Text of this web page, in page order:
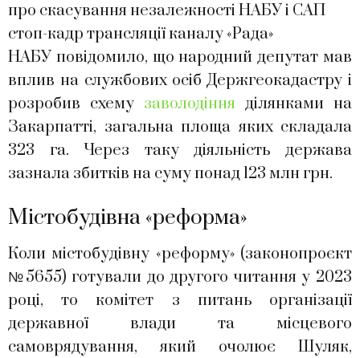
про скасування незалежності НАБУ і САП
стоп-кадр трансляції каналу «Рада»
НАБУ повідомило, що народний депутат мав
вплив на службових осіб Держгеокадастру і
розробив схему заволодіння ділянками на
Закарпатті, загальна площа яких складала
323 га. Через таку діяльність держава
зазнала збитків на суму понад 123 млн грн.
Містобудівна «реформа»
Коли містобудівну «реформу» (законопроєкт
№5655) готували до другого читання у 2023
році, то комітет з питань організації
державної влади та місцевого
самоврядування, який очолює Шуляк,